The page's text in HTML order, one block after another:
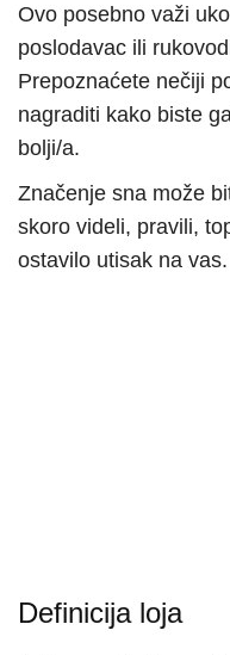
Ovo posebno važi
poslodavac ili
Prepoznaćete nečiji
nagraditi kako biste
bolji/a.
Značenje sna može
skoro videli, pravili,
ostavilo utisak na vas.
Definicija loja